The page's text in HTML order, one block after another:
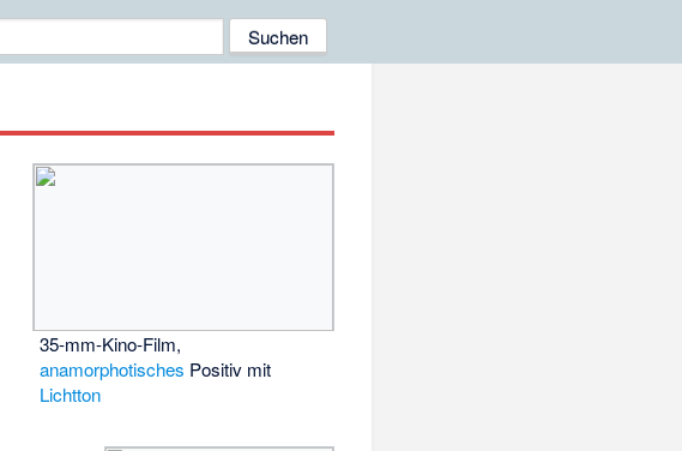
35-mm-Kino-Film,
anamorphotisches Positiv mit
Lichtton